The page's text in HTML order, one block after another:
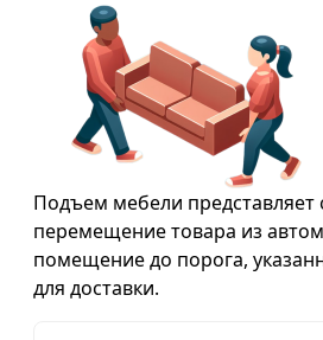
Подъем мебели представляет
перемещение товара из
помещение до порога,
для доставки.